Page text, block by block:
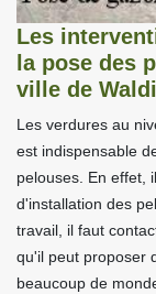
Les
la pose des
ville de
Les verdures au
est indispensable
pelouses. En effet,
d'installation des
travail, il faut
qu'il peut proposer
beaucoup de